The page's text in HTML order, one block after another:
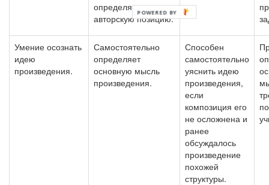
определяет
авторскую позицию.
Умение осознать
идею
произведения.
Самостоятельно
определяет
основную мысль
произведения.
Способен
самостоятельно
уяснить идею
произведения,
если
композиция его
не осложнена и
ранее
обсуждалось
произведение
похожей
структуры.
POWERED
BY